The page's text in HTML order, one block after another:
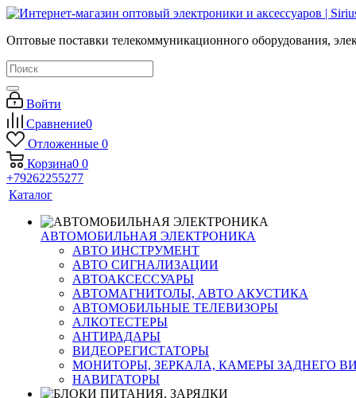
Оптовые поставки телекоммуникационного оборудования,
Войти
Сравнение0
Отложенные 0
Корзина0 0
+79262255277
Каталог
АВТОМОБИЛЬНАЯ ЭЛЕКТРОНИКА
АВТО ИНСТРУМЕНТ
АВТО СИГНАЛИЗАЦИИ
АВТОАКСЕССУАРЫ
АВТОМАГНИТОЛЫ, АВТО АКУСТИКА
АВТОМОБИЛЬНЫЕ ТЕЛЕВИЗОРЫ
АЛКОТЕСТЕРЫ
АНТИРАДАРЫ
ВИДЕОРЕГИСТАТОРЫ
МОНИТОРЫ, ЗЕРКАЛА, КАМЕРЫ ЗАДНЕГО
НАВИГАТОРЫ